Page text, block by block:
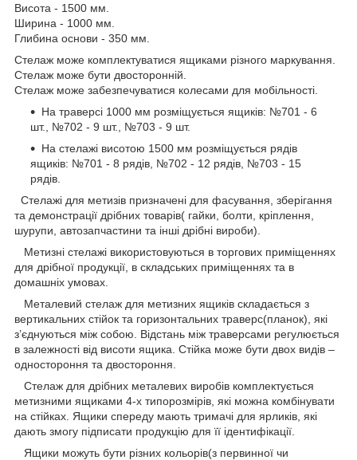
Висота - 1500 мм.
Ширина - 1000 мм.
Глибина основи - 350 мм.
Стелаж може комплектуватися ящиками різного маркування.
Стелаж може бути двосторонній.
Стелаж може забезпечуватися колесами для мобільності.
На траверсі 1000 мм розміщується ящиків: №701 - 6
шт., №702 - 9 шт., №703 - 9 шт.
На стелажі висотою 1500 мм розміщується рядів
ящиків: №701 - 8 рядів, №702 - 12 рядів, №703 - 15
рядів.
Стелажі для метизів призначені для фасування, зберігання
та демонстрації дрібних товарів( гайки, болти, кріплення,
шурупи, автозапчастини та інші дрібні вироби).
Метизні стелажі використовуються в торгових приміщеннях
для дрібної продукції, в складських приміщеннях та в
домашніх умовах.
Металевий стелаж для метизних ящиків складається з
вертикальних стійок та горизонтальних траверс(планок), які
з’єднуються між собою. Відстань між траверсами регулюється
в залежності від висоти ящика. Стійка може бути двох видів –
одностороння та двостороння.
Стелаж для дрібних металевих виробів комплектується
метизними ящиками 4-х типорозмірів, які можна комбінувати
на стійках. Ящики спереду мають тримачі для ярликів, які
дають змогу підписати продукцію для її ідентифікації.
Ящики можуть бути різних кольорів(з первинної чи